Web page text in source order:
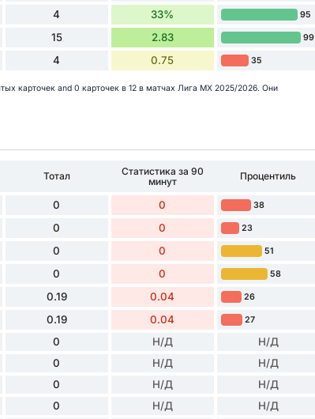
4 33% 95
15 2.83 99
4 0.75 35
карточек and 0 карточек в 12 в матчах Лига МХ 2025/2026. Они
Тотал
Статистика за 90
минут
Процентиль
0 0 38
0 0 23
0 0 51
0 0 58
0.19 0.04 26
0.19 0.04 27
0 Н/Д Н/Д
0 Н/Д Н/Д
0 Н/Д Н/Д
0 Н/Д Н/Д